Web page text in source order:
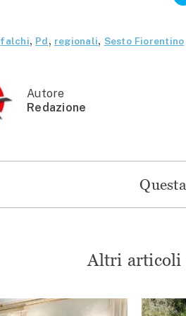
falchi, Pd, regionali, Sesto Fiorentino
Autore
Redazione
Altri articoli